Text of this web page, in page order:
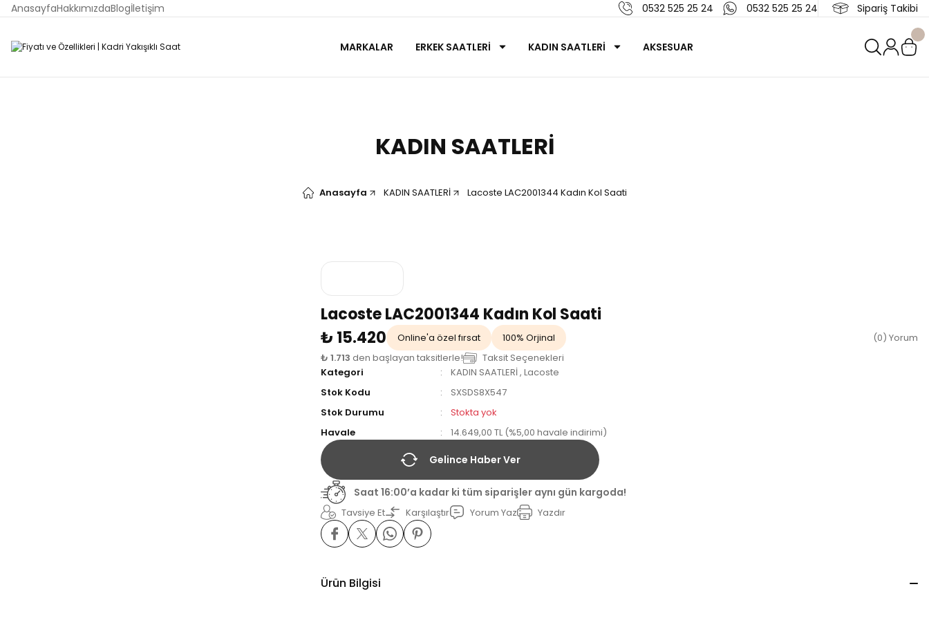
AnasayfaHakkımızdaBlogİletişim 0532 525 25 24 0532 525 25 24 Sipariş Takibi
MARKALAR ERKEK SAATLERİ KADIN SAATLERİ AKSESUAR
KADIN SAATLERİ
Anasayfa KADIN SAATLERİ Lacoste LAC2001344 Kadın Kol Saati
Lacoste LAC2001344 Kadın Kol Saati
₺ 15.420
Online'a özel fırsat 100% Orjinal
(0) Yorum
₺ 1.713 den başlayan taksitlerle!
Taksit Seçenekleri
Kategori
KADIN SAATLERİ, Lacoste
Stok Kodu
SXSDS8X547
Stok Durumu
Stokta yok
Havale
14.649,00 TL (%5,00 havale indirimi)
Gelince Haber Ver
Saat 16:00’a kadar ki tüm siparişler aynı gün kargoda!
Tavsiye Et Karşılaştır Yorum Yaz Yazdır
Ürün Bilgisi